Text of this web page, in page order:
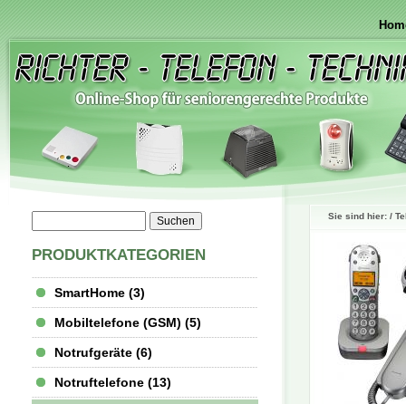
PRODUKTKATEGORIEN
SmartHome (3)
Mobiltelefone (GSM) (5)
Notrufgeräte (6)
Notruftelefone (13)
Sie sind hier: /